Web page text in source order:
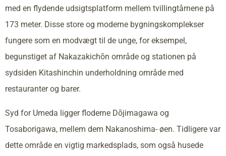
med en flydende udsigtsplatform mellem tvillingtårnene på
173 meter. Disse store og moderne bygningskomplekser
fungere som en modvægt til de unge, for eksempel,
begunstiget af Nakazakichōn område og stationen på
sydsiden Kitashinchin underholdning område med
restauranter og barer.
Syd for Umeda ligger floderne Dōjimagawa og
Tosaborigawa, mellem dem Nakanoshima- øen. Tidligere var
dette område en vigtig markedsplads, som også husede